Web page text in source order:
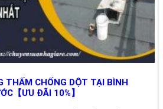
THẤM CHỐNG DỘT TẠI BÌNH
【ƯU ĐÃI 10%】